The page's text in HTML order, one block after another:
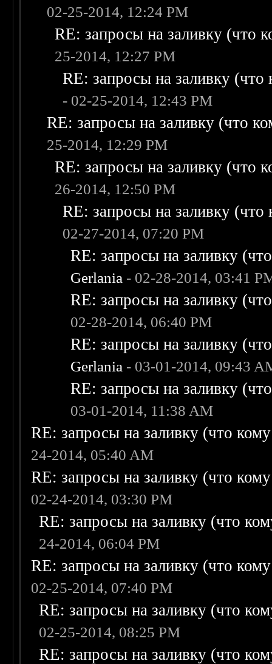
02-25-2014, 12:24 PM
RE: запросы на заливку (что
25-2014, 12:27 PM
RE: запросы на заливку
- 02-25-2014, 12:43 PM
RE: запросы на заливку (что
25-2014, 12:29 PM
RE: запросы на заливку (что
26-2014, 12:50 PM
RE: запросы на заливку
02-27-2014, 07:20 PM
RE: запросы на заливку
Gerlania - 02-28-2014, 03:41
RE: запросы на заливку
02-28-2014, 06:40 PM
RE: запросы на заливку
Gerlania - 03-01-2014, 09:43
RE: запросы на заливку
03-01-2014, 11:38 AM
RE: запросы на заливку (что
24-2014, 05:40 AM
RE: запросы на заливку (что
02-24-2014, 03:30 PM
RE: запросы на заливку (что
24-2014, 06:04 PM
RE: запросы на заливку (что
02-25-2014, 07:40 PM
RE: запросы на заливку (что
02-25-2014, 08:25 PM
RE: запросы на заливку (что